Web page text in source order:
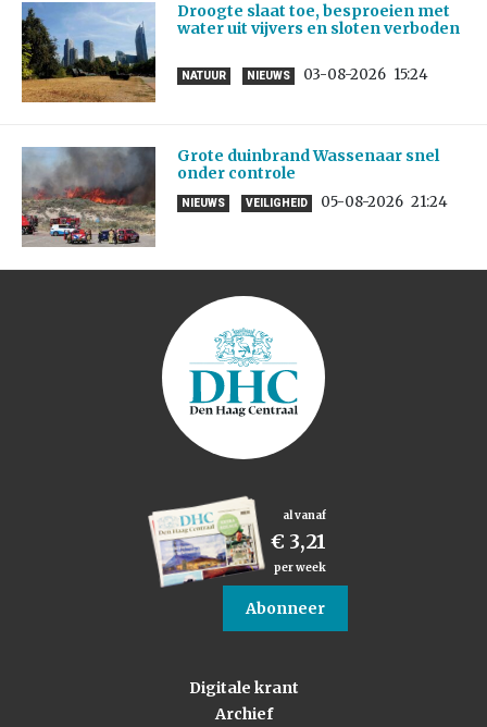
Droogte slaat toe, besproeien met
water uit vijvers en sloten verboden
NATUUR NIEUWS 03-08-2026 15:24
Grote duinbrand Wassenaar snel
onder controle
NIEUWS VEILIGHEID 05-08-2026 21:24
al vanaf
€ 3,21
per week
Abonneer
Digitale krant
Archief